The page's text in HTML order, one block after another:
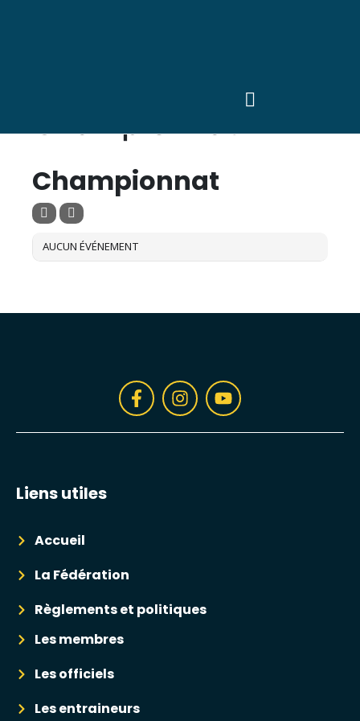
Type d'événement:
Championnat
Championnat
AUCUN ÉVÉNEMENT
Liens utiles
Accueil
La Fédération
Règlements et politiques
Les membres
Les officiels
Les entraineurs